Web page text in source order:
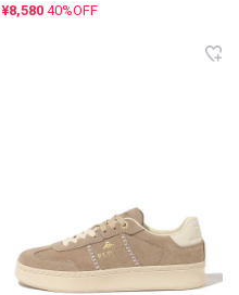
¥8,580 40%OFF